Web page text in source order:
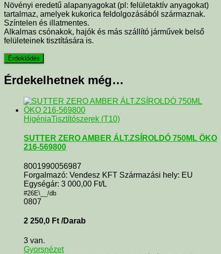
Növényi eredetű alapanyagokat (pl: felületaktív anyagokat)
tartalmaz, amelyek kukorica feldolgozásából származnak.
Színtelen és illatmentes.
Alkalmas csónakok, hajók és más szállító járművek belső
felületeinek tisztítására is.
Érdekelhetnek még…
HigéniaTisztítószerek (T10)
SUTTER ZERO AMBER ÁLT.ZSÍROLDÓ 750ML ÖKO
216-569800
8001990056987
Forgalmazó: Vendesz KFT Származási hely: EU
Egységár: 3 000,00 Ft/L
#26E\__/db
0807
2 250,0 Ft /Darab
3 van.
Gyorsnézet